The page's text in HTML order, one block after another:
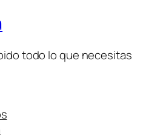
todo lo que necesitas